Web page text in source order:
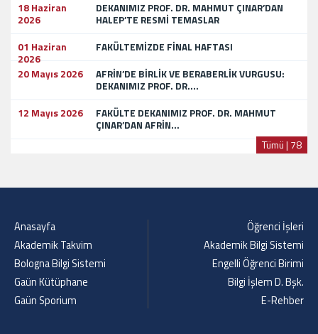
18 Haziran
2026
DEKANIMIZ PROF. DR. MAHMUT ÇINAR’DAN
HALEP’TE RESMİ TEMASLAR
01 Haziran
2026
FAKÜLTEMİZDE FİNAL HAFTASI
20 Mayıs 2026
AFRİN’DE BİRLİK VE BERABERLİK VURGUSU:
DEKANIMIZ PROF. DR....
12 Mayıs 2026
FAKÜLTE DEKANIMIZ PROF. DR. MAHMUT
ÇINAR’DAN AFRİN...
Tümü | 78
Anasayfa
Akademik Takvim
Bologna Bilgi Sistemi
Gaün Kütüphane
Gaün Sporium
Öğrenci İşleri
Akademik Bilgi Sistemi
Engelli Öğrenci Birimi
Bilgi İşlem D. Bşk.
E-Rehber